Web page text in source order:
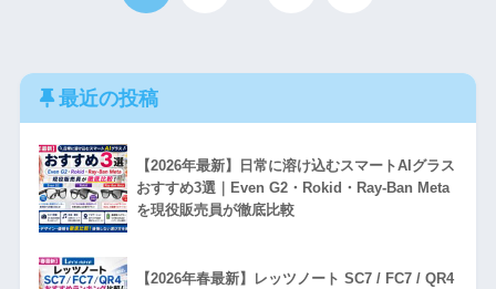
最近の投稿
【2026年最新】日常に溶け込むスマートAIグラス
おすすめ3選｜Even G2・Rokid・Ray-Ban Meta
を現役販売員が徹底比較
【2026年春最新】レッツノート SC7 / FC7 / QR4